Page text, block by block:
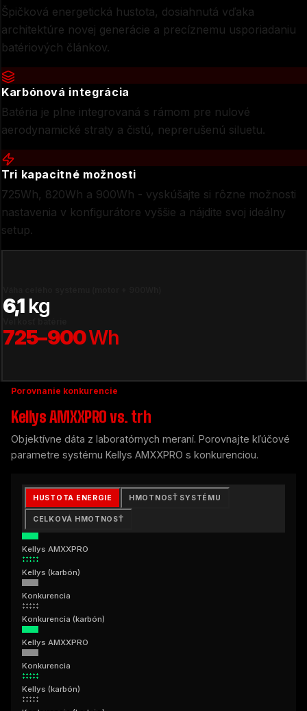
Špičková energetická hustota, dosiahnutá vďaka
architektúre novej generácie a precíznemu usporiadaniu
batériových článkov.
Karbónová integrácia
Batéria je plne integrovaná s rámom pre nulové
aerodynamické straty a čistú, neprerušenú siluetu.
Tri kapacitné možnosti
725Wh, 820Wh a 900Wh - vyskúšajte si rôzne možnosti
nastavenia v konfigurátore vyššie a nájdite svoj ideálny
setup.
6,1 kg
725–900Wh
Porovnanie konkurencie
Kellys AMXXPRO vs. trh
Objektívne dáta z laboratórnych meraní. Porovnajte kľúčové
parametre systému Kellys AMXXPRO s konkurenciou.
HUSTOTA ENERGIE HMOTNOSŤ SYSTÉMU
CELKOVÁ HMOTNOSŤ
Kellys AMXXPRO
Kellys (karbón)
Konkurencia
Konkurencia (karbón)
Kellys AMXXPRO
Konkurencia
Kellys (karbón)